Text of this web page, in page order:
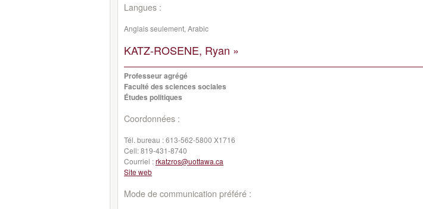
Langues :
Anglais seulement, Arabic
KATZ-ROSENE, Ryan »
Professeur agrégé
Faculté des sciences sociales
Études politiques
Coordonnées :
Tél. bureau :613-562-5800 X1716
Cell:819-431-8740
Courriel :rkatzros@uottawa.ca
Site web
Mode de communication préféré :